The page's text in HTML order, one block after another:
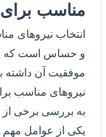
مناسب
انتخاب نیروهای
و حساس است که
موفقیت آن داشته
نیروهای مناسب
به بررسی برخی از
یکی از عوامل مهم